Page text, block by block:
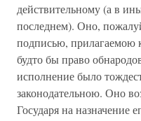
действительному (а в
последнем). Оно,
подписью, прилагаемою
будто бы право
исполнение было
законодательною. Оно
Государя на назначение